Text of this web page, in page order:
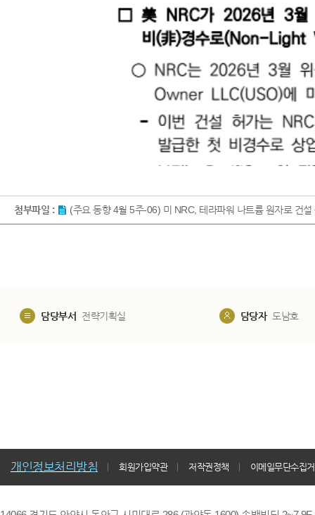
첨부파일 : (주요 동향 4월 5주-06) 미 NRC, 테라파워 나트륨 원자로 건
담당부서 전략기획실 담당자 도남호
개인정보처리방침 회원가입약관 저작권정책 이메일무단수집